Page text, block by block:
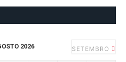
2026 SETEMBRO